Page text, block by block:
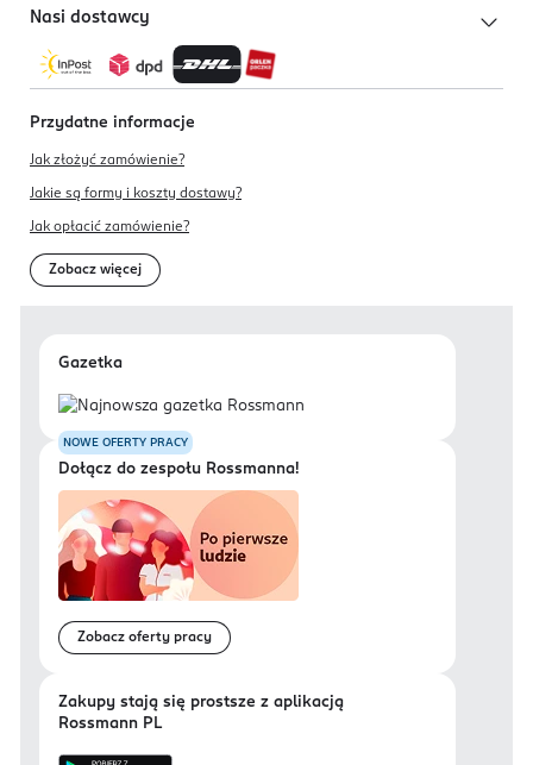
Nasi dostawcy
Przydatne informacje
Jak złożyć zamówienie?
Jakie są formy i koszty dostawy?
Jak opłacić zamówienie?
Zobacz więcej
Gazetka
NOWE OFERTY PRACY
Dołącz do zespołu Rossmanna!
Zobacz oferty pracy
Zakupy stają się prostsze z aplikacją
Rossmann PL